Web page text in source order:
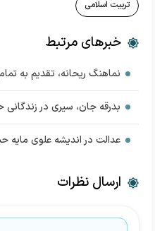
تربیت اسلامی
خبرهای مرتبط
نماهنگ ریحانه، تقدیم به
بدرقه جان، سیری در
عدالت در اندیشه علوی مایه
ارسال نظرات